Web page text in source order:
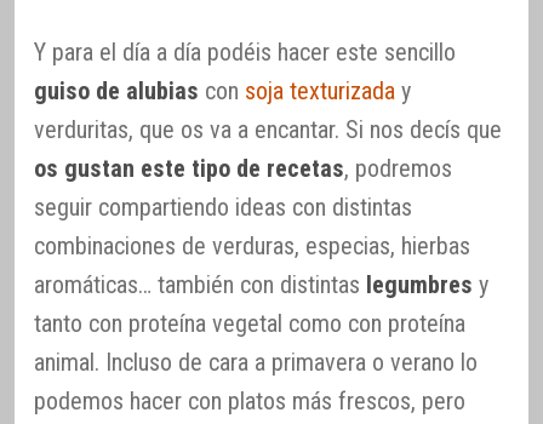
Y para el día a día podéis hacer este sencillo
guiso de alubias con soja texturizada y
verduritas, que os va a encantar. Si nos decís que
os gustan este tipo de recetas, podremos
seguir compartiendo ideas con distintas
combinaciones de verduras, especias, hierbas
aromáticas… también con distintas legumbres y
tanto con proteína vegetal como con proteína
animal. Incluso de cara a primavera o verano lo
podemos hacer con platos más frescos, pero